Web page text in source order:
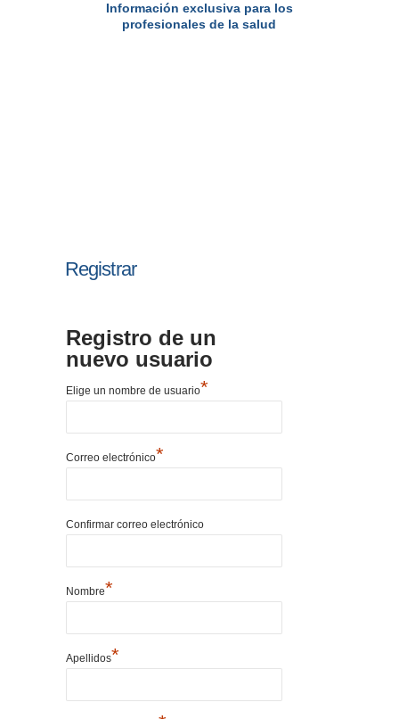
Información exclusiva para los
profesionales de la salud
Registrar
Registro de un
nuevo usuario
Elige un nombre de usuario*
Correo electrónico*
Confirmar correo electrónico
Nombre*
Apellidos*